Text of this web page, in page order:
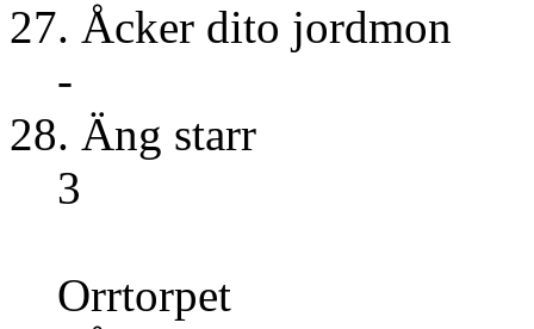
27. Åcker
-
28.
3
Orrtorpet